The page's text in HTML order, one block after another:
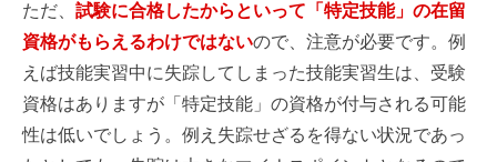
ただ、 試験に合格したからといって「特定技能」の在留
資格がもらえるわけではないので、注意が必要です。例
えば技能実習中に失踪してしまった技能実習生は、受験
資格はありますが「特定技能」の資格が付与される可能
性は低いでしょう。例え失踪せざるを得ない状況であっ